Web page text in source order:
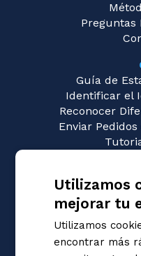
Preguntas
Guía de
Identificar el
Reconocer
Enviar
Magic:
Utilizamos
mejorar tu
Utilizamos
encontrar más